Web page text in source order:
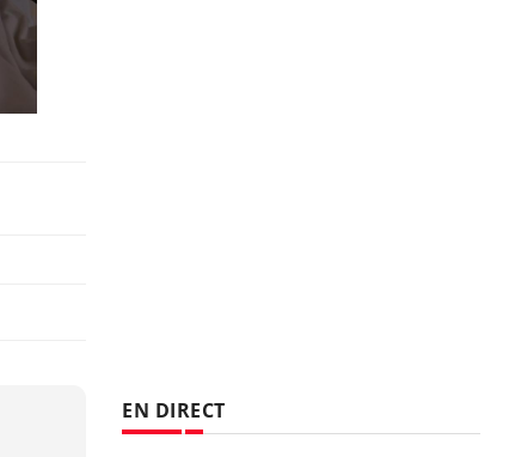
EN DIRECT